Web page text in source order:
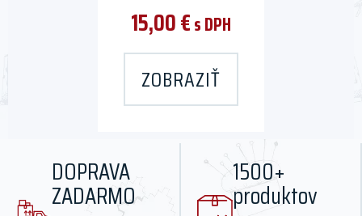
15,00€s DPH
ZOBRAZIŤ
DOPRAVA
ZADARMO
1500+
produktov